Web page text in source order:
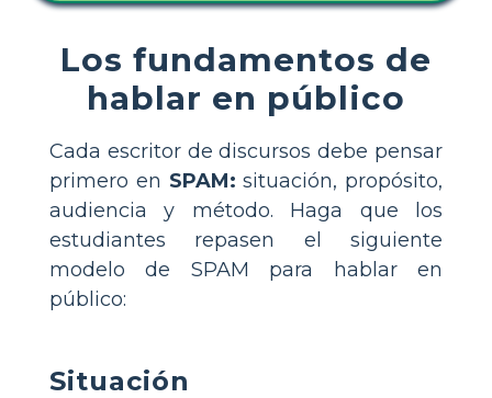
Los fundamentos de
hablar en público
Cada escritor de discursos debe pensar
primero en SPAM: situación, propósito,
audiencia y método. Haga que los
estudiantes repasen el siguiente
modelo de SPAM para hablar en
público:
Situación